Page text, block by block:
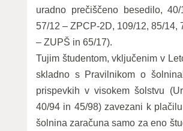
uradno prečiščeno besedilo,
57/12 – ZPCP-2D, 109/12, 85/14,
– ZUPŠ in 65/17).
Tujim študentom, vključenim v
skladno s Pravilnikom o
prispevkih v visokem šolstvu
40/94 in 45/98) zavezani k
šolnina zaračuna samo za eno